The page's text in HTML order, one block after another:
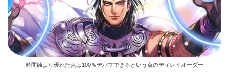
時間蝕より優れた点は100％デバフできるという点のディレイオーダー